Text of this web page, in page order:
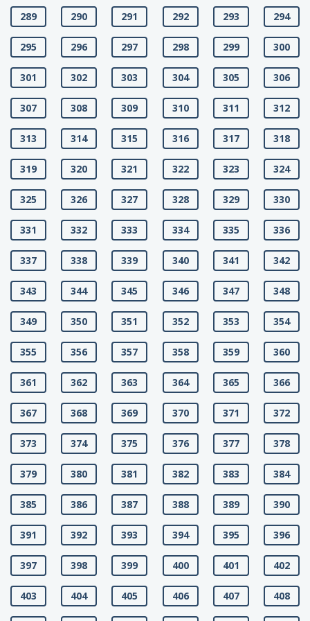
289 290 291 292 293 294
295 296 297 298 299 300
301 302 303 304 305 306
307 308 309 310 311 312
313 314 315 316 317 318
319 320 321 322 323 324
325 326 327 328 329 330
331 332 333 334 335 336
337 338 339 340 341 342
343 344 345 346 347 348
349 350 351 352 353 354
355 356 357 358 359 360
361 362 363 364 365 366
367 368 369 370 371 372
373 374 375 376 377 378
379 380 381 382 383 384
385 386 387 388 389 390
391 392 393 394 395 396
397 398 399 400 401 402
403 404 405 406 407 408